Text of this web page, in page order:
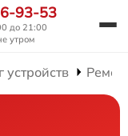
93-53
до 21:00
утром
устройств